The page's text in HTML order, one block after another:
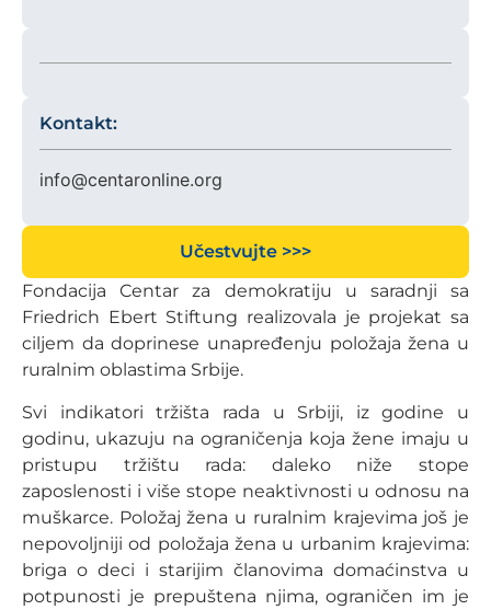
Kontakt:
info@centaronline.org
Učestvujte >>>
Fondacija Centar za demokratiju u saradnji sa
Friedrich Ebert Stiftung realizovala je projekat sa
ciljem da doprinese unapređenju položaja žena u
ruralnim oblastima Srbije.
Svi indikatori tržišta rada u Srbiji, iz godine u
godinu, ukazuju na ograničenja koja žene imaju u
pristupu tržištu rada: daleko niže stope
zaposlenosti i više stope neaktivnosti u odnosu na
muškarce. Položaj žena u ruralnim krajevima još je
nepovoljniji od položaja žena u urbanim krajevima:
briga o deci i starijim članovima domaćinstva u
potpunosti je prepuštena njima, ograničen im je